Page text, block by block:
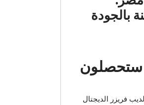
بالجودة
عند اتصالكم علي رقم صيانة اندست الاسكندرية – 19418 – 01000223573 ستحصلون
الرأسي الديب فريزر الديجتال